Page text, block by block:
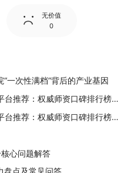
无价值
0
一次性满档”背后的产业基因
2026年6月初中线上一对一网课平台推荐：权威师资口碑排行榜，挖掘潜力突破学科上限
2026年6月初中线上一对一网课平台推荐：权威师资口碑排行榜，挖掘潜力突破学科上限
心问题解答